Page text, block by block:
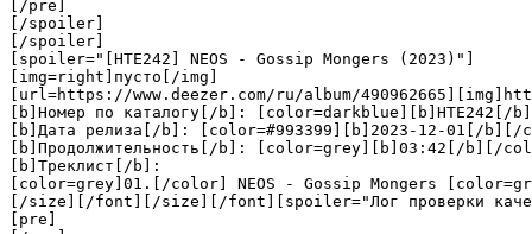
[/pre]
[/spoiler]
[/spoiler]
[spoiler="[HTE242] NEOS - Gossip Mongers (2023)"]
[img=right]пусто[/img]
[url=https://www.deezer.com/ru/album/
[b]Номер по каталогу[/b]: [color=darkblue][b]HTE242[/
[b]Дата релиза[/b]: [color=#993399][b]2023-12-01[/b][/
[b]Продолжительность[/b]: [color=grey][b]03:42[/b][/
[b]Треклист[/b]:
[color=grey]01.[/color] NEOS - Gossip Mongers
[/size][/font][/size][/font][spoiler="Лог проверки
[pre]